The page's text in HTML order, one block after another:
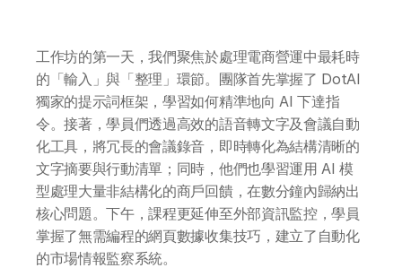
工作坊的第一天，我們聚焦於處理電商營運中最耗時
的「輸入」與「整理」環節。團隊首先掌握了 DotAI
獨家的提示詞框架，學習如何精準地向 AI 下達指
令。接著，學員們透過高效的語音轉文字及會議自動
化工具，將冗長的會議錄音，即時轉化為結構清晰的
文字摘要與行動清單；同時，他們也學習運用 AI 模
型處理大量非結構化的商戶回饋，在數分鐘內歸納出
核心問題。下午，課程更延伸至外部資訊監控，學員
掌握了無需編程的網頁數據收集技巧，建立了自動化
的市場情報監察系統。